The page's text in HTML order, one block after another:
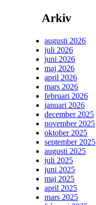
Arkiv
augusti 2026
juli 2026
juni 2026
maj 2026
april 2026
mars 2026
februari 2026
januari 2026
december 2025
november 2025
oktober 2025
september 2025
augusti 2025
juli 2025
juni 2025
maj 2025
april 2025
mars 2025